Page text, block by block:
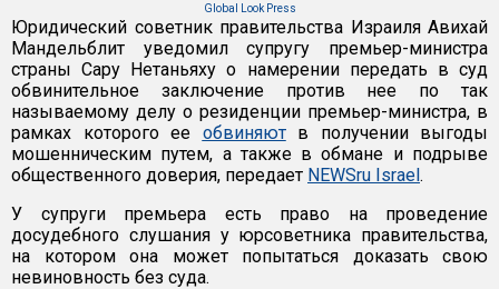
Global Look Press
Юридический советник правительства Израиля Авихай
Мандельблит уведомил супругу премьер-министра
страны Сару Нетаньяху о намерении передать в суд
обвинительное заключение против нее по так
называемому делу о резиденции премьер-министра, в
рамках которого ее обвиняютв получении выгоды
мошенническим путем, а также в обмане и подрыве
общественного доверия, передает NEWSru Israel.
У супруги премьера есть право на проведение
досудебного слушания у юрсоветника правительства,
на котором она может попытаться доказать свою
невиновность без суда.